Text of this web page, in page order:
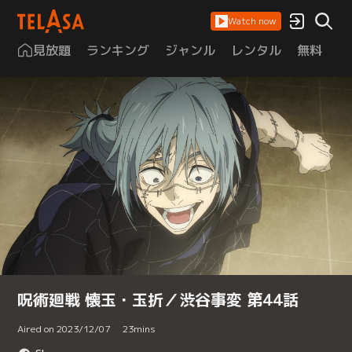
Watch now
見放題 ランキング ジャンル レンタル 無料
呪術廻戦 懐玉・玉折／渋谷事変 第44話
Aired on 2023/12/07 23mins